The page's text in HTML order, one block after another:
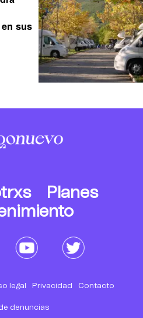
sus
Planes
legal Privacidad Contacto
denuncias